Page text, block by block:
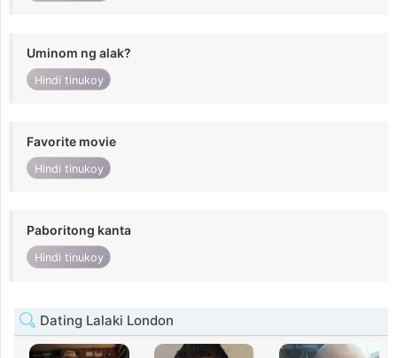
Uminom ng alak?
Hindi tinukoy
Favorite movie
Hindi tinukoy
Paboritong kanta
Hindi tinukoy
Dating Lalaki London